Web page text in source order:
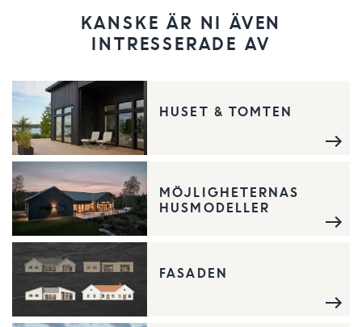
KANSKE ÄR NI ÄVEN
INTRESSERADE AV
HUSET & TOMTEN
MÖJLIGHETERNAS
HUSMODELLER
FASADEN